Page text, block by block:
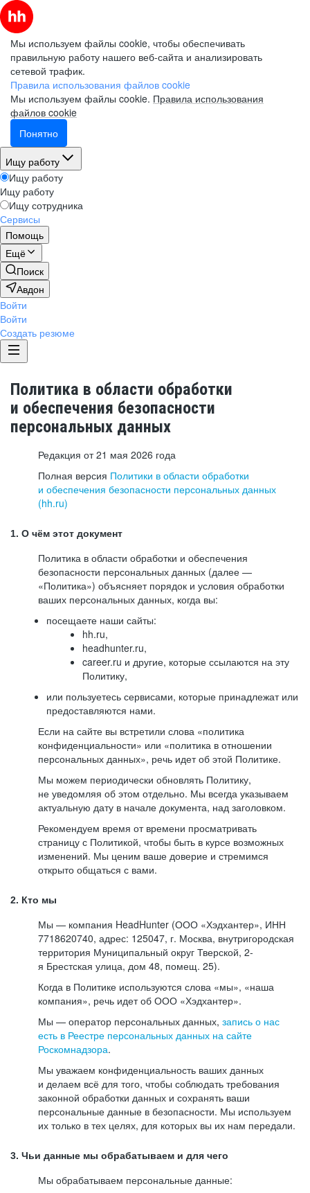
Мы используем файлы cookie, чтобы обеспечивать
правильную работу нашего веб-сайта и анализировать
сетевой трафик.
Правила использования файлов cookie
Мы используем файлы cookie. Правила использования
файлов cookie
Понятно
Ищу работу
Ищу работу
Ищу работу
Ищу сотрудника
Сервисы
Помощь
Ещё
Поиск
Авдон
Войти
Войти
Создать резюме
Политика в области обработки
и обеспечения безопасности
персональных данных
Редакция от 21 мая 2026 года
Полная версия Политики в области обработки
и обеспечения безопасности персональных данных
(hh.ru)
1. О чём этот документ
Политика в области обработки и обеспечения
безопасности персональных данных (далее —
«Политика») объясняет порядок и условия обработки
ваших персональных данных, когда вы:
посещаете наши сайты:
hh.ru,
headhunter.ru,
career.ru и другие, которые ссылаются на эту
Политику,
или пользуетесь сервисами, которые принадлежат или
предоставляются нами.
Если на сайте вы встретили слова «политика
конфиденциальности» или «политика в отношении
персональных данных», речь идет об этой Политике.
Мы можем периодически обновлять Политику,
не уведомляя об этом отдельно. Мы всегда указываем
актуальную дату в начале документа, над заголовком.
Рекомендуем время от времени просматривать
страницу с Политикой, чтобы быть в курсе возможных
изменений. Мы ценим ваше доверие и стремимся
открыто общаться с вами.
2. Кто мы
Мы — компания HeadHunter (ООО «Хэдхантер», ИНН
7718620740, адрес: 125047, г. Москва, внутригородская
территория Муниципальный округ Тверской, 2-
я Брестская улица, дом 48, помещ. 25).
Когда в Политике используются слова «мы», «наша
компания», речь идет об ООО «Хэдхантер».
Мы — оператор персональных данных, запись о нас
есть в Реестре персональных данных на сайте
Роскомнадзора.
Мы уважаем конфиденциальность ваших данных
и делаем всё для того, чтобы соблюдать требования
законной обработки данных и сохранять ваши
персональные данные в безопасности. Мы используем
их только в тех целях, для которых вы их нам передали.
3. Чьи данные мы обрабатываем и для чего
Мы обрабатываем персональные данные: